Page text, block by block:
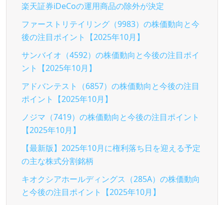
楽天証券iDeCoの運用商品の除外が決定
ファーストリテイリング（9983）の株価動向と今
後の注目ポイント【2025年10月】
サンバイオ（4592）の株価動向と今後の注目ポイ
ント【2025年10月】
アドバンテスト（6857）の株価動向と今後の注目
ポイント【2025年10月】
ノジマ（7419）の株価動向と今後の注目ポイント
【2025年10月】
【最新版】2025年10月に権利落ち日を迎える予定
の主な株式分割銘柄
キオクシアホールディングス（285A）の株価動向
と今後の注目ポイント【2025年10月】